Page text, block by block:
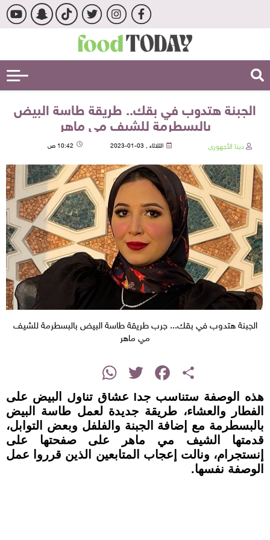
الجبنة هتدوب في بقك.. طريقة طاسة البيض
بالبسطرمة للشيف مي ماهر
دينا الأجهورى الثلاثاء , 03-01-2023 10:42 ص
الجبنة هتدوب في بقك... جرب طريقة طاسة البيض بالبسطرمة للشيف
مي ماهر
Share
Facebook
Twitter
WhatsApp
هذه الوصفة ستناسب جدا عشاق تناول البيض على
الفطار والعشاء، طريقة جديدة لعمل طاسة البيض
بالبسطرمة مع إضافة الجبنة والفلفل وبعض التوابل،
قدمتها الشيف مي ماهر على صفحتها على
إنستجرام، ونالت إعجاب المتابعين الذين قرروا عمل
الوصفة نفسها.